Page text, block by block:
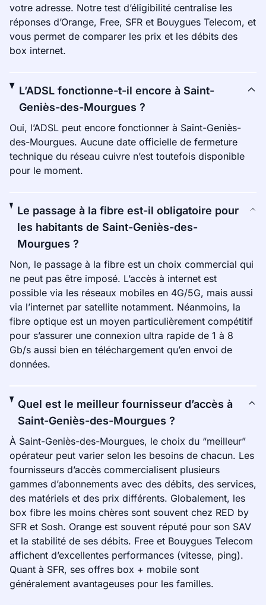
votre adresse. Notre test d’éligibilité centralise les
réponses d’Orange, Free, SFR et Bouygues Telecom, et
vous permet de comparer les prix et les débits des
box internet.
L’ADSL fonctionne-t-il encore à Saint-
Geniès-des-Mourgues ?
Oui, l’ADSL peut encore fonctionner à Saint-Geniès-
des-Mourgues. Aucune date officielle de fermeture
technique du réseau cuivre n’est toutefois disponible
pour le moment.
Le passage à la fibre est-il obligatoire pour
les habitants de Saint-Geniès-des-
Mourgues ?
Non, le passage à la fibre est un choix commercial qui
ne peut pas être imposé. L’accès à internet est
possible via les réseaux mobiles en 4G/5G, mais aussi
via l’internet par satellite notamment. Néanmoins, la
fibre optique est un moyen particulièrement compétitif
pour s’assurer une connexion ultra rapide de 1 à 8
Gb/s aussi bien en téléchargement qu’en envoi de
données.
Quel est le meilleur fournisseur d’accès à
Saint-Geniès-des-Mourgues ?
À Saint-Geniès-des-Mourgues, le choix du “meilleur”
opérateur peut varier selon les besoins de chacun. Les
fournisseurs d’accès commercialisent plusieurs
gammes d’abonnements avec des débits, des services,
des matériels et des prix différents. Globalement, les
box fibre les moins chères sont souvent chez RED by
SFR et Sosh. Orange est souvent réputé pour son SAV
et la stabilité de ses débits. Free et Bouygues Telecom
affichent d’excellentes performances (vitesse, ping).
Quant à SFR, ses offres box + mobile sont
généralement avantageuses pour les familles.